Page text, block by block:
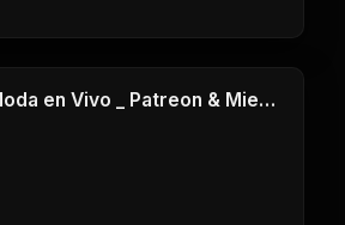
1 Clases
Revelado de Moda en Vivo _ Patreon & Miembros